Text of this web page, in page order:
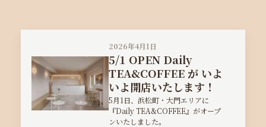
5/1 OPEN Daily
TEA&COFFEE が いよ
いよ開店いたします！
2026年4月1日
5月1日、浜松町・大門エリアに
『Daily TEA&COFFEE』がオープ
ンいたしました。